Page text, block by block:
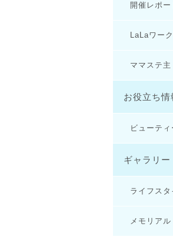
開催レポー
LaLaワー
ママステ主
お役立ち情
ビューテ
ギャラリー
ライフスタ
メモリアル